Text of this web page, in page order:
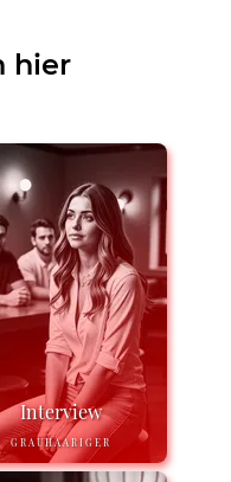
hier
Interview
GRAUHAARIGER